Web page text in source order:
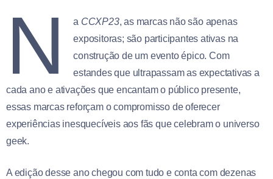
N a CCXP23, as marcas não são apenas
expositoras; são participantes ativas na
construção de um evento épico. Com
estandes que ultrapassam as expectativas a
cada ano e ativações que encantam o público presente,
essas marcas reforçam o compromisso de oferecer
experiências inesquecíveis aos fãs que celebram o universo
geek.
A edição desse ano chegou com tudo e conta com dezenas